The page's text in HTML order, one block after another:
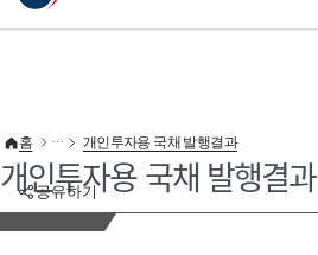
이 누리집은 대한민국 공식 전자정부 누리집입니다.
공유하기
홈 개인투자용 국채 발행결과
개인투자용 국채 발행결과